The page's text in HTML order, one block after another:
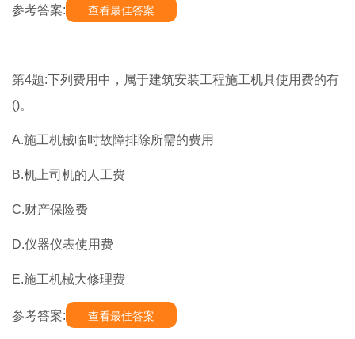
参考答案: 查看最佳答案
第4题:下列费用中，属于建筑安装工程施工机具使用费的有
()。
A.施工机械临时故障排除所需的费用
B.机上司机的人工费
C.财产保险费
D.仪器仪表使用费
E.施工机械大修理费
参考答案: 查看最佳答案